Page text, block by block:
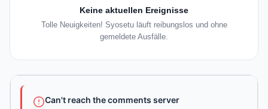
Keine aktuellen Ereignisse
Tolle Neuigkeiten! Syosetu läuft reibungslos und ohne
gemeldete Ausfälle.
Can't reach the comments server